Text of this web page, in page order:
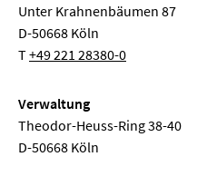
Unter Krahnenbäumen 87
D-50668 Köln
T+49 221 28380-0
Verwaltung
Theodor-Heuss-Ring 38-40
D-50668 Köln